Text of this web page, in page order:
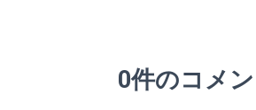
0件のコメン